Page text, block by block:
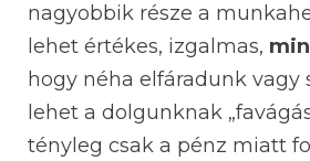
nagyobbik része a
lehet értékes, izgalmas,
hogy néha elfáradunk vagy
lehet a dolgunknak
tényleg csak a pénz miatt